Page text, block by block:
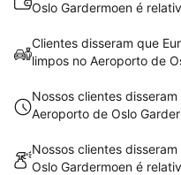
Oslo Gardermoen é
Clientes disseram que
limpos no Aeroporto de
Nossos clientes
Aeroporto de Oslo
Nossos clientes
Oslo Gardermoen é